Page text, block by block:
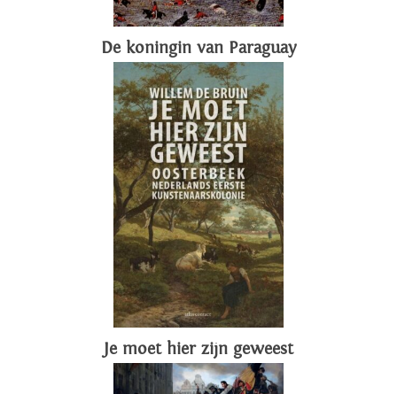
De koningin van Paraguay
Je moet hier zijn geweest